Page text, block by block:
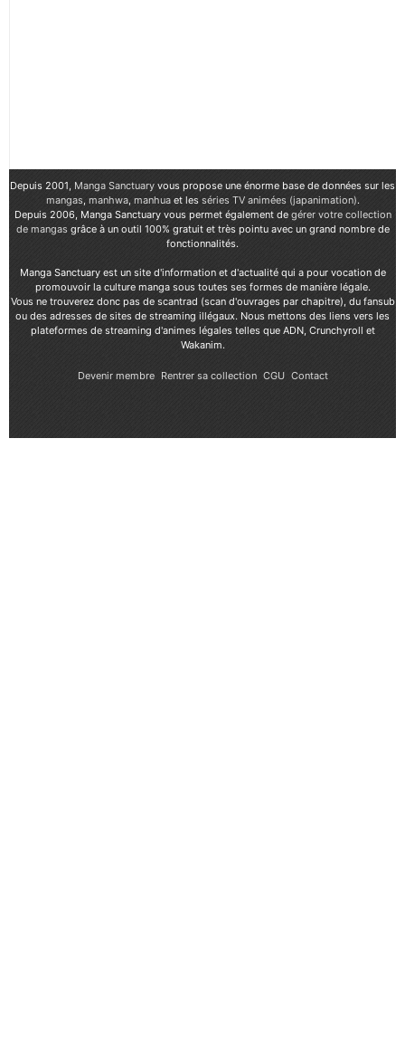
Depuis 2001, Manga Sanctuary vous propose une énorme base de données sur les
mangas, manhwa, manhuaet les séries TV animées (japanimation).
Depuis 2006, Manga Sanctuary vous permet également de gérer votre collection
de mangasgrâce à un outil 100% gratuit et très pointu avec un grand nombre de
fonctionnalités.
Manga Sanctuary est un site d'information et d'actualité qui a pour vocation de
promouvoir la culture manga sous toutes ses formes de manière légale.
Vous ne trouverez donc pas de scantrad (scan d'ouvrages par chapitre), du fansub
ou des adresses de sites de streaming illégaux. Nous mettons des liens vers les
plateformes de streaming d'animes légales telles que ADN, Crunchyroll et
Wakanim.
Devenir membre Rentrer sa collection CGU Contact